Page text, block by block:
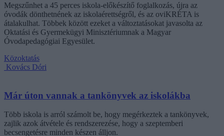
Megszűnhet a 45 perces iskola-előkészítő foglalkozás, újra az
óvodák dönthetnének az iskolaérettségről, és az oviKRÉTA is
átalakulhat. Többek között ezeket a változtatásokat javasolta az
Oktatási és Gyermekügyi Minisztériumnak a Magyar
Óvodapedagógiai Egyesület.
Közoktatás
Kovács Dóri
Már úton vannak a tankönyvek az iskolákba
Több iskola is arról számolt be, hogy megérkeztek a tankönyvek,
zajlik azok átvétele és rendszerezése, hogy a szeptemberi
becsengetésre minden készen álljon.